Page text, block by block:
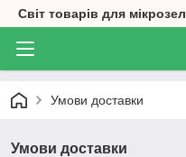
Світ товарів для
Умови доставки
Умови доставки